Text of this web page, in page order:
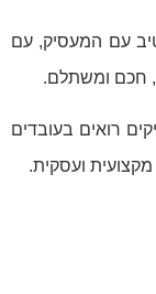
עם המעסיק, עם
חכם ומשתלם.
רואים בעובדים
ועסקית.